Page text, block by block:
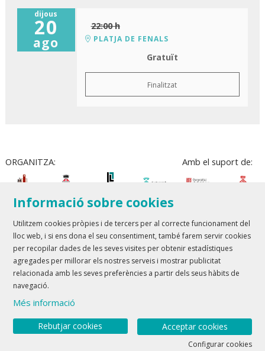
dijous
20
ago
22:00 h
PLATJA DE FENALS
Gratuït
Finalitzat
ORGANITZA: Amb el suport de:
Teatre Lloret de Mar| T 972 361 835
Teatre de Blanes| T 972 358 473
Sitemap Avís Legal
Link a youtube
Link a twitter
Informació sobre cookies
Utilitzem cookies pròpies i de tercers per al correcte funcionament del
lloc web, i si ens dona el seu consentiment, també farem servir cookies
per recopilar dades de les seves visites per obtenir estadístiques
agregades per millorar els nostres serveis i mostrar publicitat
relacionada amb les seves preferències a partir dels seus hàbits de
navegació.
Més informació
Acceptar cookies
Rebutjar cookies
Configurar cookies